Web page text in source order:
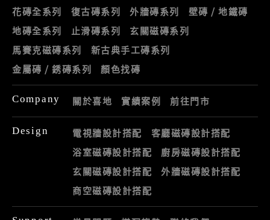
花磚全系列
復古磚系列 外牆磚系列
壁磚 / 地鐵磚
地磚全系列
止滑磚系列
玄關磁磚系列
馬賽克磁磚系列
新古典手工磚系列
金屬磚 / 銹磚系列
顏色找磚
Company 關於喜地 實績案例 前往門市
Design 電視牆設計搭配
客廳磁磚設計搭配
浴室磁磚設計搭配
廚房磁磚設計搭配
玄關磁磚設計搭配
外牆磁磚設計搭配
商空磁磚設計搭配